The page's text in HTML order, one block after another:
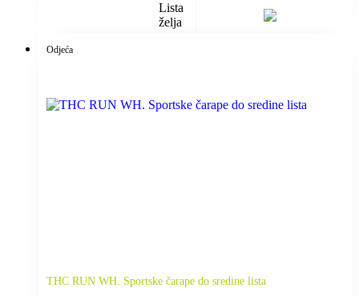
Lista
želja
Odjeća
THC RUN WH. Sportske čarape do sredine lista